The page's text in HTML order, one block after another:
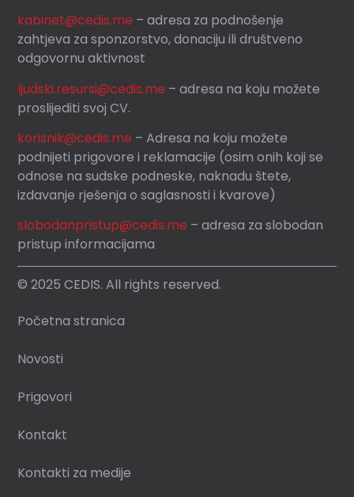
kabinet@cedis.me –adresa za podnošenje
zahtjeva za sponzorstvo, donaciju ili društveno
odgovornu aktivnost
ljudski.resursi@cedis.me – adresa na koju možete
proslijediti svoj CV.
korisnik@cedis.me – Adresa na koju možete
podnijeti prigovore i reklamacije (osim onih koji se
odnose na sudske podneske, naknadu štete,
izdavanje rješenja o saglasnosti i kvarove)
slobodanpristup@cedis.me – adresa za slobodan
pristup informacijama
© 2025 CEDIS. All rights reserved.
Početna stranica
Novosti
Prigovori
Kontakt
Kontakti za medije